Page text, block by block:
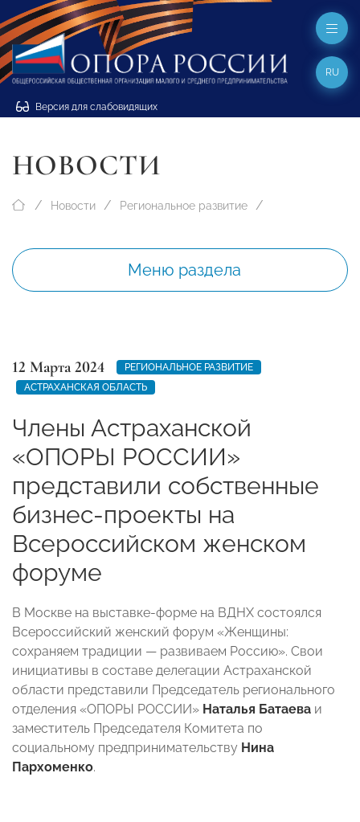
Версия для слабовидящих
RU
НОВОСТИ
Новости Региональное развитие
Меню раздела
12 Марта 2024
РЕГИОНАЛЬНОЕ РАЗВИТИЕ
АСТРАХАНСКАЯ ОБЛАСТЬ
Члены Астраханской
«ОПОРЫ РОССИИ»
представили собственные
бизнес-проекты на
Всероссийском женском
форуме
В Москве на выставке-форме на ВДНХ состоялся
Всероссийский женский форум «Женщины:
сохраняем традиции — развиваем Россию». Свои
инициативы в составе делегации Астраханской
области представили Председатель регионального
отделения «ОПОРЫ РОССИИ» Наталья Батаева и
заместитель Председателя Комитета по
социальному предпринимательству Нина
Пархоменко.